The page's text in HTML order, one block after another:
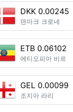
DKK 0.00245
덴마크 크로네
ETB 0.06102
에티오피아 비르
GEL 0.00099
조지아 라리